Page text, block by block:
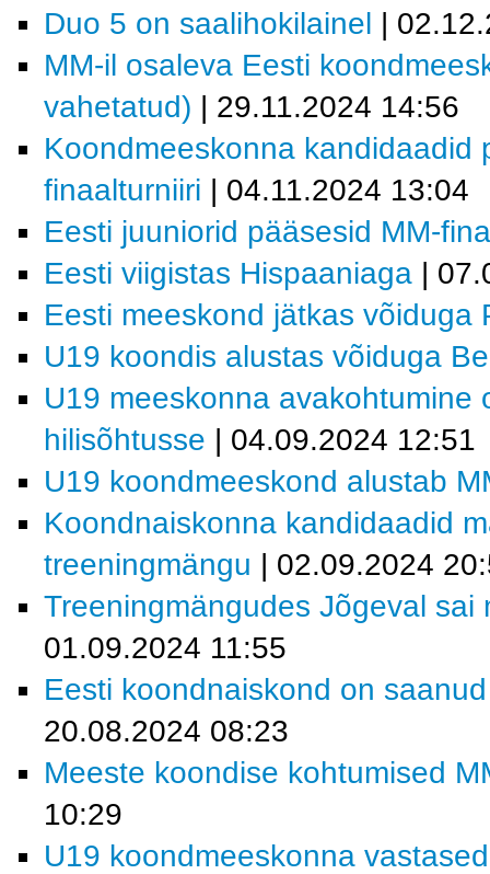
Duo 5 on saalihokilainel |
MM-il osaleva Eesti
vahetatud) | 29.11.2024 14:56
Koondmeeskonna kandidaadid
finaalturniiri | 04.11.2024 13:04
Eesti juuniorid pääsesid MM-
Eesti viigistas Hispaaniaga |
Eesti meeskond jätkas võiduga
U19 koondis alustas võiduga
U19 meeskonna
hilisõhtusse | 04.09.2024 12:51
U19 koondmeeskond alustab
Koondnaiskonna kandidaadid
treeningmängu | 02.09.2024
Treeningmängudes Jõgeval
01.09.2024 11:55
Eesti koondnaiskond on
20.08.2024 08:23
Meeste koondise kohtumised
10:29
U19 koondmeeskonna